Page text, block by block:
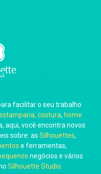
facilitar o seu trabalho
costura, home
aqui, você encontra novos
sobre: as Silhouettes,
e ferramentas,
negócios e vários
Silhouette Studio